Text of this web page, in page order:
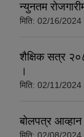
न्युनतम
मिति: 02/16/2024
शैक्षिक सत्र
।
मिति: 02/11/2024
बोलपत्र